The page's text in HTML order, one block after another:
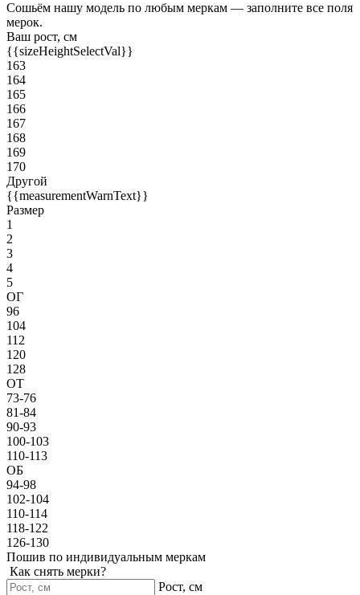
Сошьём нашу модель по любым меркам — заполните все поля
мерок.
Ваш рост, см
{{sizeHeightSelectVal}}
163
164
165
166
167
168
169
170
Другой
{{measurementWarnText}}
Размер
1
2
3
4
5
ОГ
96
104
112
120
128
ОТ
73-76
81-84
90-93
100-103
110-113
ОБ
94-98
102-104
110-114
118-122
126-130
Пошив по индивидуальным меркам
Как снять мерки?
Рост, см